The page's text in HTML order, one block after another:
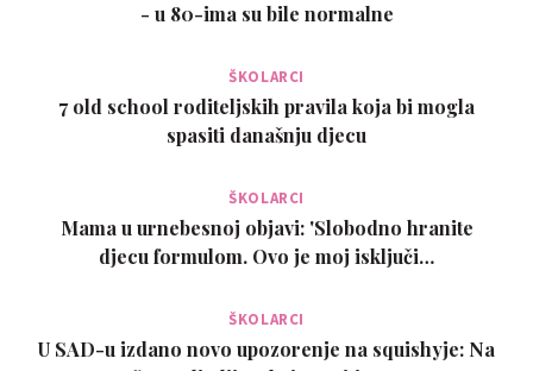
- u 80-ima su bile normalne
ŠKOLARCI
7 old school roditeljskih pravila koja bi mogla
spasiti današnju djecu
ŠKOLARCI
Mama u urnebesnoj objavi: 'Slobodno hranite
djecu formulom. Ovo je moj isključi…
ŠKOLARCI
U SAD-u izdano novo upozorenje na squishyje: Na